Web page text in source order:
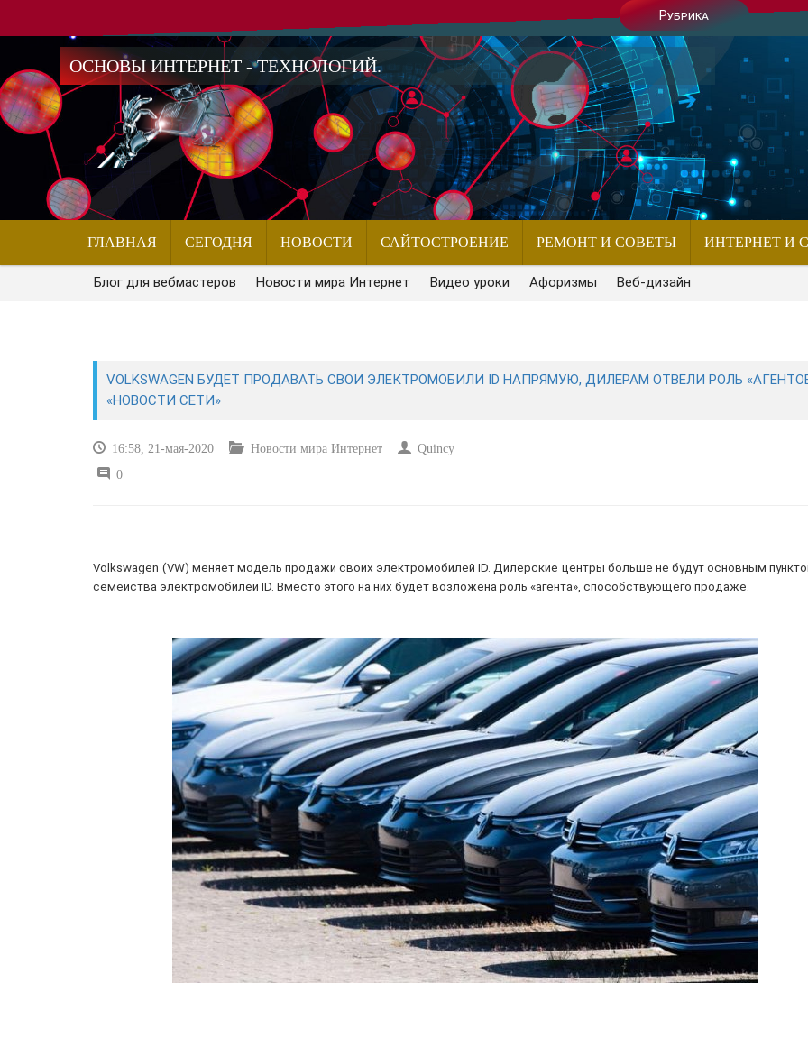
Рубрика
ОСНОВЫ ИНТЕРНЕТ - ТЕХНОЛОГИЙ.
ГЛАВНАЯ СЕГОДНЯ НОВОСТИ САЙТОСТРОЕНИЕ РЕМОНТ И СОВЕТЫ ИНТЕРНЕТ И
Блог для вебмастеров Новости мира Интернет Видео уроки Афоризмы Веб-дизайн
VOLKSWAGEN БУДЕТ ПРОДАВАТЬ СВОИ ЭЛЕКТРОМОБИЛИ ID НАПРЯМУЮ, ДИЛЕРАМ ОТВЕЛИ РОЛЬ
«НОВОСТИ СЕТИ»
16:58, 21-мая-2020 Новости мира Интернет
Quincy
0
Volkswagen (VW) меняет модель продажи своих электромобилей ID. Дилерские центры больше не будут основным
семейства электромобилей ID. Вместо этого на них будет возложена роль «агента», способствующего продаже.